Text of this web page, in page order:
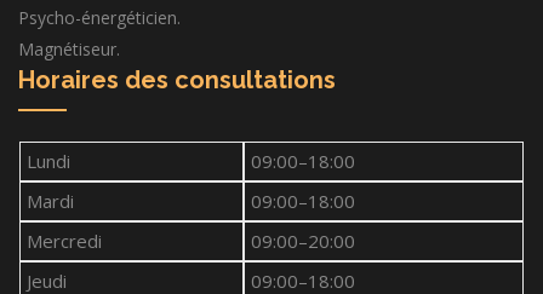
Psycho-énergéticien.
Magnétiseur.
Horaires des consultations
Lundi
09:00–18:00
Mardi
09:00–18:00
Mercredi
09:00–20:00
Jeudi
09:00–18:00